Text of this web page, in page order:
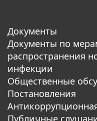
Документы
Документы по
распространения
инфекции
Общественные
Постановления
Публичные